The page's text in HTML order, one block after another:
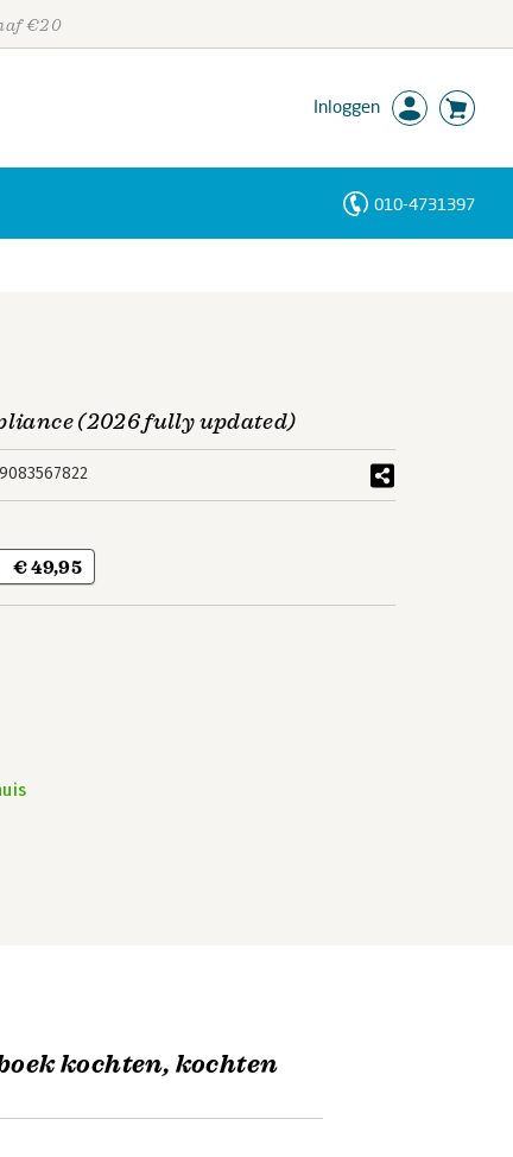
€20
Inloggen
010-4731397
(2026 fully updated)
€ 49,95
kochten, kochten